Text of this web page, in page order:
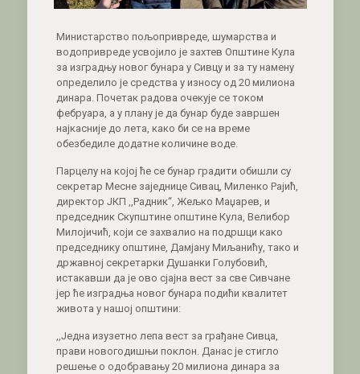
Министарство пољопривреде, шумарства и
водопривреде усвојило је захтев Општине Кула
за изградњу новог бунара у Сивцу и за ту намену
определило је средства у износу од 20 милиона
динара. Почетак радова очекује се током
фебруара, а у плану је да бунар буде завршен
најкасније до лета, како би се на време
обезбедиле додатне количине воде.
Парцелу на којој ће се бунар градити обишли су
секретар Месне заједнице Сивац, Миленко Рајић,
директор ЈКП ,,Радник“, Жељко Маџарев, и
председник Скупштине општине Кула, Велибор
Милојичић, који се захвалио на подршци како
председнику општине, Дамјану Миљанићу, тако и
државној секретарки Душанки Голубовић,
истакавши да је ово сјајна вест за све Сивчане
јер ће изградња новог бунара подићи квалитет
живота у нашој општини:
,,Једна изузетно лепа вест за грађане Сивца,
прави новогодишњи поклон. Данас је стигло
решење о одобравању 20 милиона динара за